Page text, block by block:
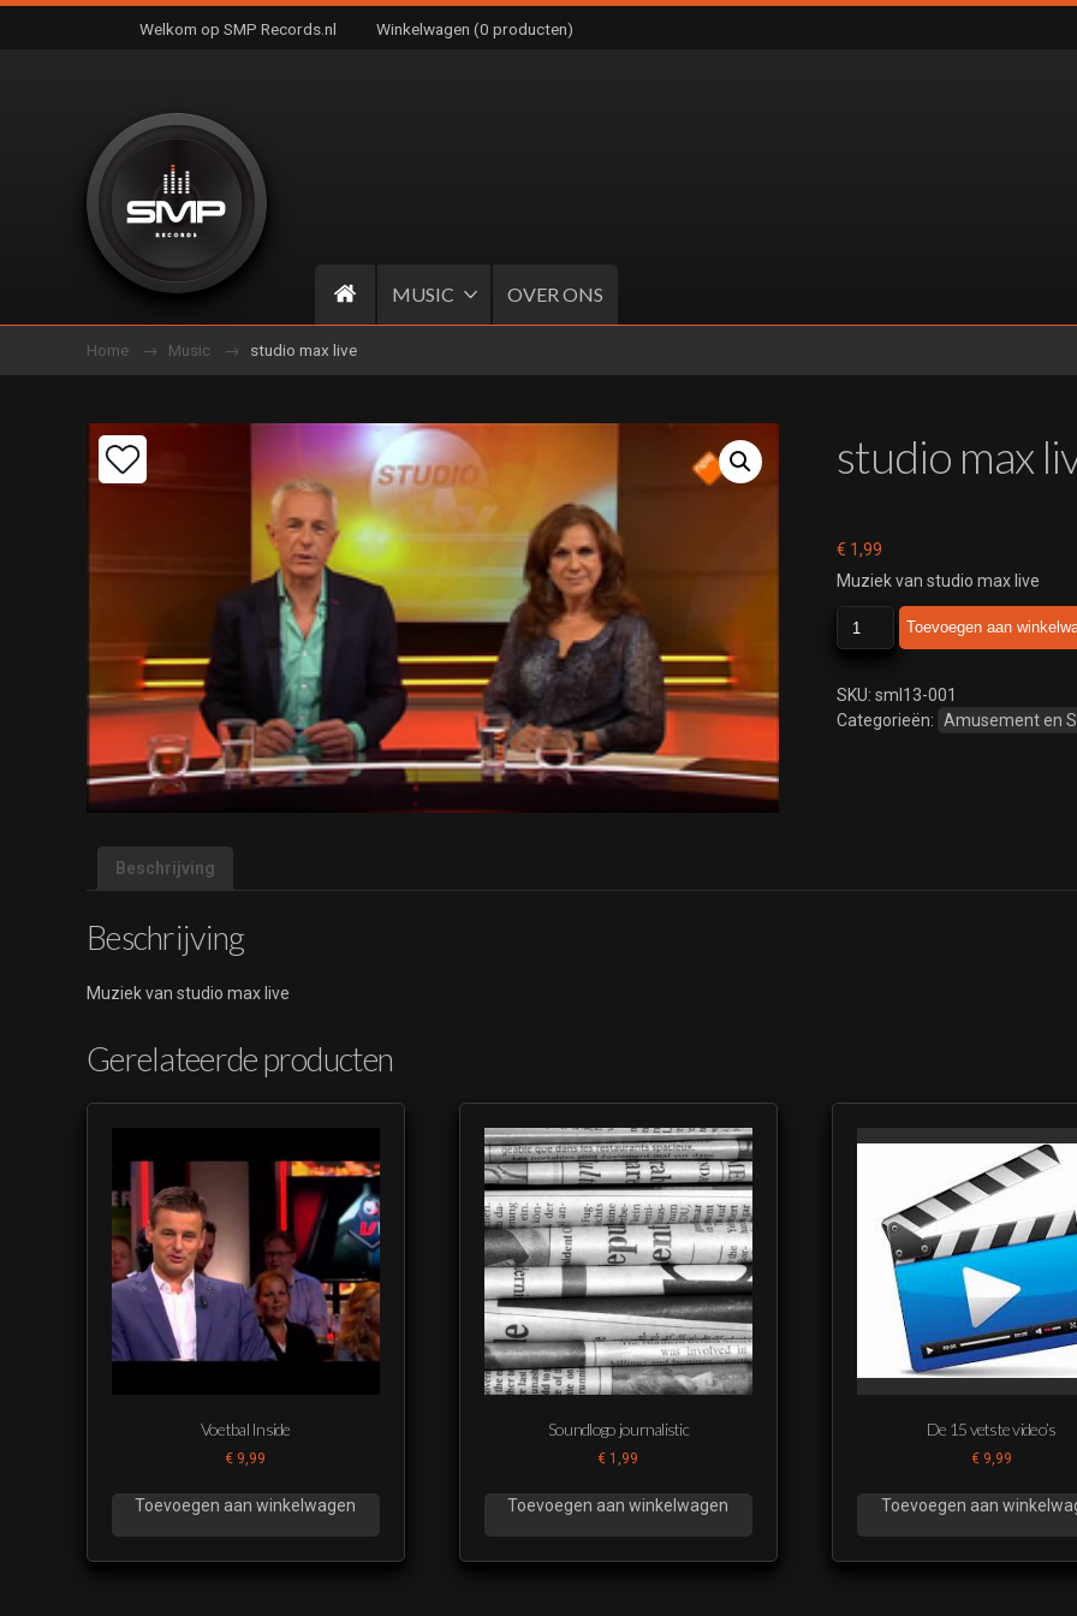
Welkom op SMP Records.nl Winkelwagen (0 producten)
MUSIC OVER ONS
Home Music studio max live
studio max
€ 1,99
Muziek van studio max live
max
aantal
Toevoegen aan
SKU: sml13-001
Categorieën: Amusement en
Beschrijving
Beschrijving
Muziek van studio max live
Gerelateerde producten
Voetbal Inside
€ 9,99
Toevoegen aan winkelwagen
Soundlogo journalistic
€ 1,99
Toevoegen aan winkelwagen
De 15 vetste video’s
€9,99
Toevoegen aan